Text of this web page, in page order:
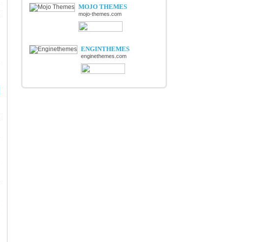
MOJO THEMES
mojo-themes.com
ENGINTHEMES
enginethemes.com